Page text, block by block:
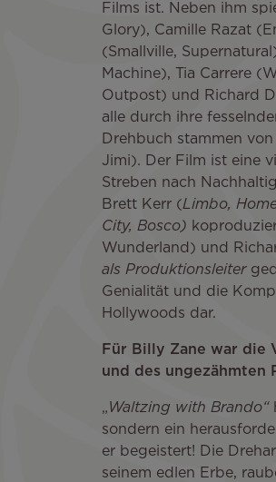
Films ist. Neben ihm
Glory), Camille Razat
(Smallville,
Machine), Tia Carrere
Outpost) und Richard
alle durch ihre
Drehbuch stammen
Jimi). Der Film ist eine
Streben nach
Brett Kerr ( Limbo,
City, Bosco)
Wunderland) und
als Produktionsleiter
Genialität und die
Hollywoods dar.
Für Billy Zane war die
und des ungezähmten
„ Waltzing with Brando“
sondern ein
er begeistert! Die
seinem edlen Erbe,